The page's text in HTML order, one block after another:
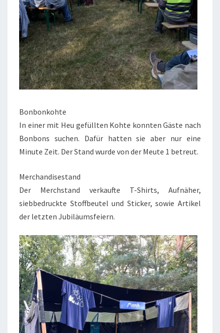
Bonbonkohte
In einer mit Heu gefüllten Kohte konnten Gäste nach
Bonbons suchen. Dafür hatten sie aber nur eine
Minute Zeit. Der Stand wurde von der Meute 1 betreut.
Merchandisestand
Der Merchstand verkaufte T-Shirts, Aufnäher,
siebbedruckte Stoffbeutel und Sticker, sowie Artikel
der letzten Jubiläumsfeiern.